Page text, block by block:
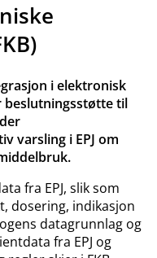
i elektronisk
beslutningsstøtte til
varsling i EPJ om
fra EPJ, slik som
dosering, indikasjon
datagrunnlag og
fra EPJ og